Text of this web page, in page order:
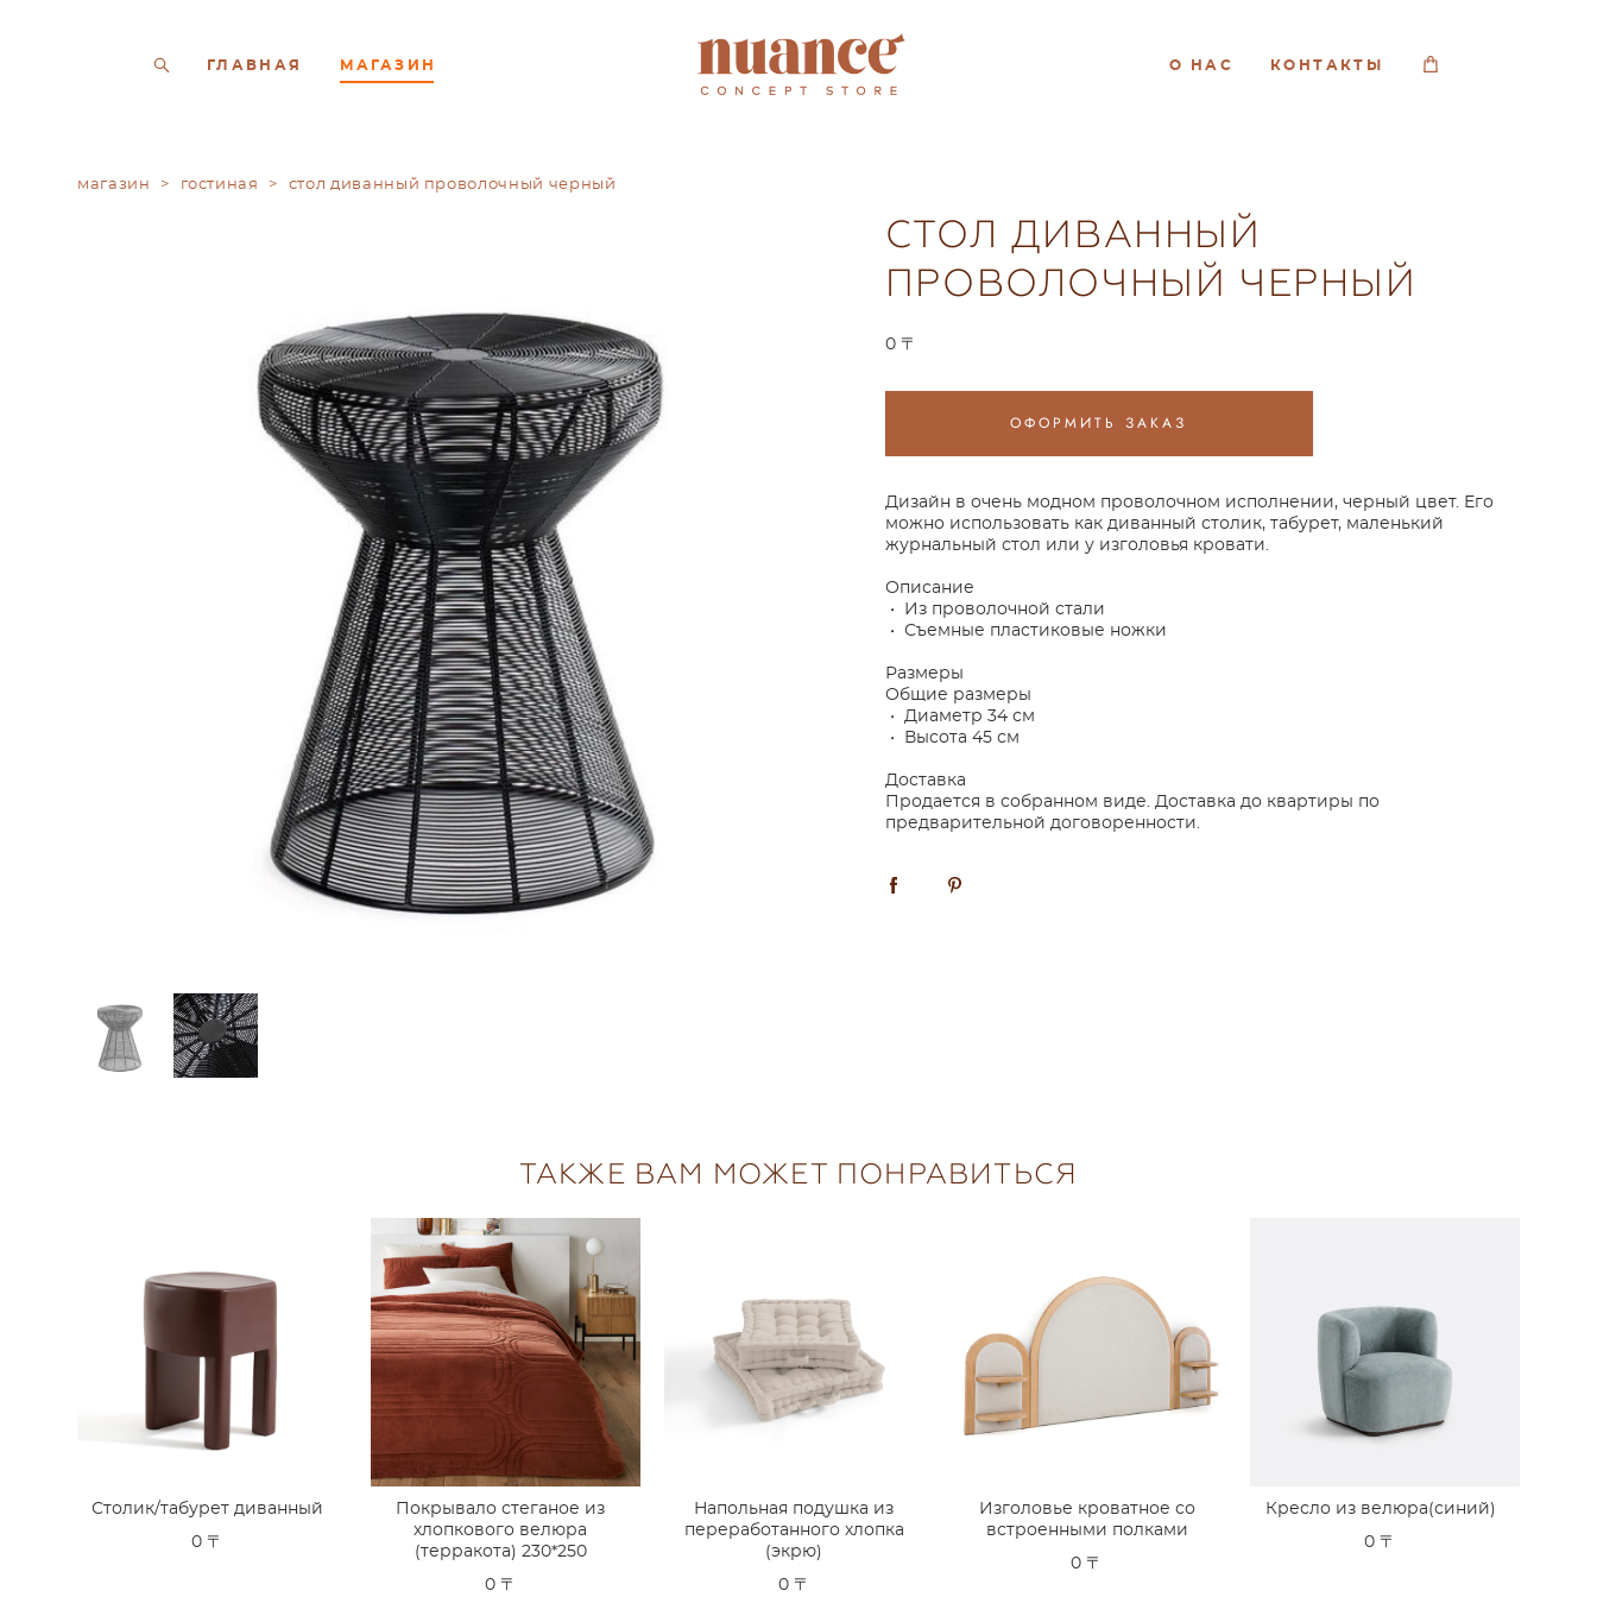
ГЛАВНАЯ МАГАЗИН О НАС КОНТАКТЫ
магазин > гостиная > стол диванный проволочный черный
СТОЛ ДИВАННЫЙ
ПРОВОЛОЧНЫЙ ЧЕРНЫЙ
0 〒
ОФОРМИТЬ ЗАКАЗ
Дизайн в очень модном проволочном исполнении, черный цвет. Его
можно использовать как диванный столик, табурет, маленький
журнальный стол или у изголовья кровати.
Описание
• Из проволочной стали
• Съемные пластиковые ножки
Размеры
Общие размеры
• Диаметр 34 см
• Высота 45 см
Доставка
Продается в собранном виде. Доставка до квартиры по
предварительной договоренности.
ТАКЖЕ ВАМ МОЖЕТ ПОНРАВИТЬСЯ
Столик/табурет диванный
0 〒
Покрывало стеганое из
хлопкового велюра
(терракота) 230*250
0 〒
Напольная подушка из
переработанного хлопка
(экрю)
0 〒
Изголовье кроватное со
встроенными полками
0 〒
Кресло из велюра(синий)
0 〒